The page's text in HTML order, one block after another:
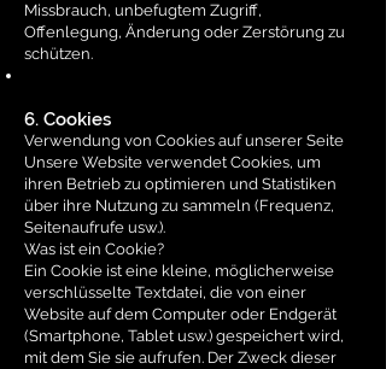
Missbrauch, unbefugtem Zugriff,
Offenlegung, Änderung oder Zerstörung zu
schützen.
6. Cookies
Verwendung von Cookies auf unserer Seite
Unsere Website verwendet Cookies, um
ihren Betrieb zu optimieren und Statistiken
über ihre Nutzung zu sammeln (Frequenz,
Seitenaufrufe usw.).
Was ist ein Cookie?
Ein Cookie ist eine kleine, möglicherweise
verschlüsselte Textdatei, die von einer
Website auf dem Computer oder Endgerät
(Smartphone, Tablet usw.) gespeichert wird,
mit dem Sie sie aufrufen. Der Zweck dieser